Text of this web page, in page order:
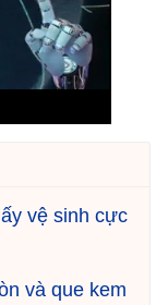
vệ sinh cực
và que kem